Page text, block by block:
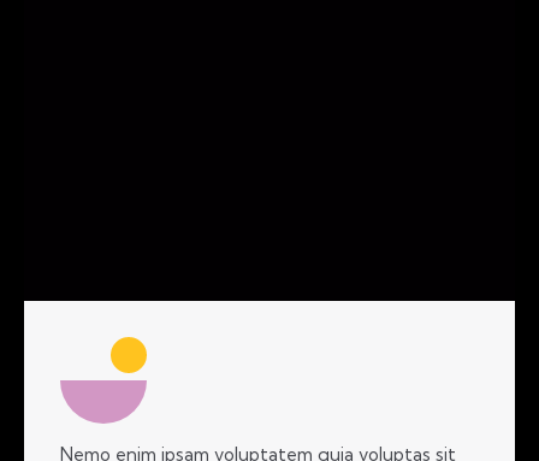
Nemo enim ipsam voluptatem quia voluptas sit